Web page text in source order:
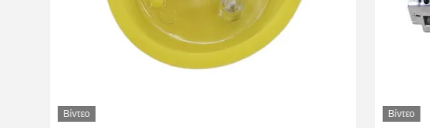
Βίντεο Βίντεο